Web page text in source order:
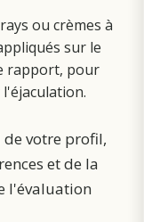
ou crèmes à
sur le
rapport, pour
de votre profil,
et de la
l'évaluation